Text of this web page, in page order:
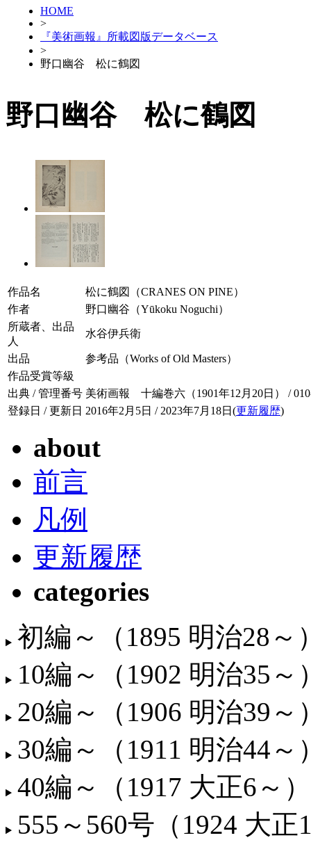
HOME
>
『美術画報』所載図版データベース
>
野口幽谷 松に鶴図
野口幽谷 松に鶴図
作品名
松に鶴図（CRANES ON PINE）
作者
野口幽谷（Yūkoku Noguchi）
所蔵者、出品
人
水谷伊兵衛
出品
参考品（Works of Old Masters）
作品受賞等級
出典 / 管理番号 美術画報 十編巻六（1901年12月20日） /
登録日 / 更新日 2016年2月5日 / 2023年7月18日(更新履歴)
about
前言
凡例
更新履歴
categories
初編～（1895 明治28～
10編～（1902 明治35～
20編～（1906 明治39～
30編～（1911 明治44～
40編～（1917 大正6～）
555～560号（1924 大正